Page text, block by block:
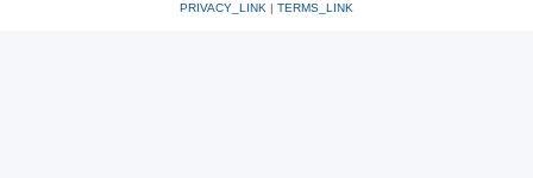
PRIVACY_LINK | TERMS_LINK